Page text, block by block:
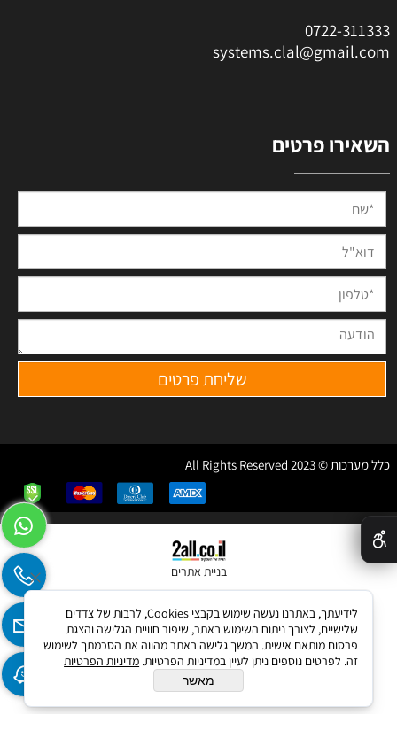
0722-311333
systems.clal@gmail.com
השאירו פרטים
כלל מערכות © 2023 All Rights Reserved
בניית אתרים
לידיעתך, באתרנו נעשה שימוש בקבצי Cookies, לרבות של צדדים
שלישיים, לצורך ניתוח השימוש באתר, שיפור חוויית הגלישה והצגת
פרסום מותאם אישית. המשך גלישה באתר מהווה את הסכמתך לשימוש
זה. לפרטים נוספים ניתן לעיין במדיניות הפרטיות. מדיניות הפרטיות
מאשר